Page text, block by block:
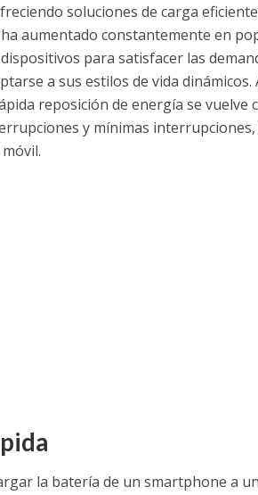
soluciones de carga
aumentado constantemente en
para satisfacer las
a sus estilos de vida dinámicos.
reposición de energía se vuelve
y mínimas interrupciones,
la batería de un smartphone a